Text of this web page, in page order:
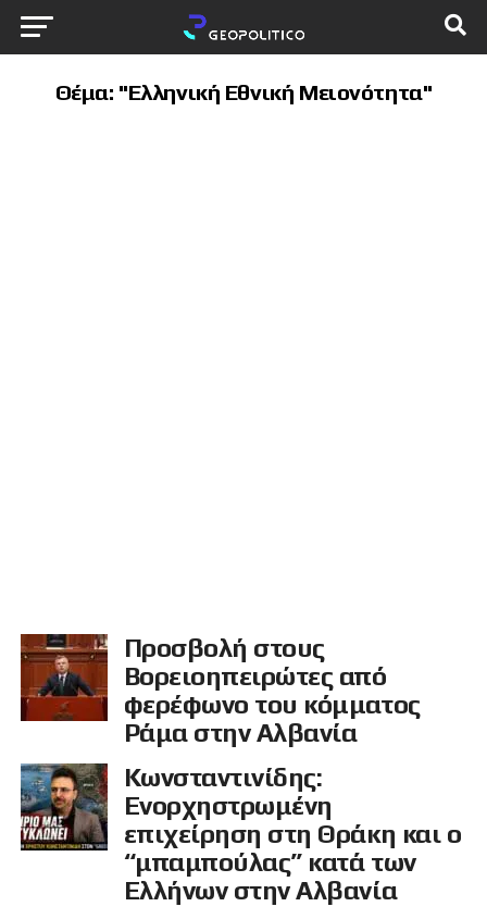
Θέμα: "Ελληνική Εθνική Μειονότητα"
Προσβολή στους
Βορειοηπειρώτες από
φερέφωνο του κόμματος
Ράμα στην Αλβανία
Κωνσταντινίδης:
Ενορχηστρωμένη
επιχείρηση στη Θράκη και ο
“μπαμπούλας” κατά των
Ελλήνων στην Αλβανία